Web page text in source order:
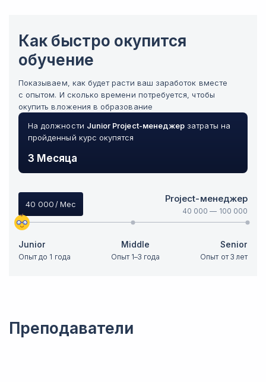
Как быстро окупится
обучение
Показываем, как будет расти ваш заработок вместе
с опытом. И сколько времени потребуется, чтобы
окупить вложения в образование
На должности Junior Project-менеджер затраты на
пройденный курс окупятся
3 Месяца
40 000 / Мес Project-менеджер
40 000 — 100 000
Junior
Опыт до 1 года
Middle
Опыт 1–3 года
Senior
Опыт от 3 лет
Преподаватели